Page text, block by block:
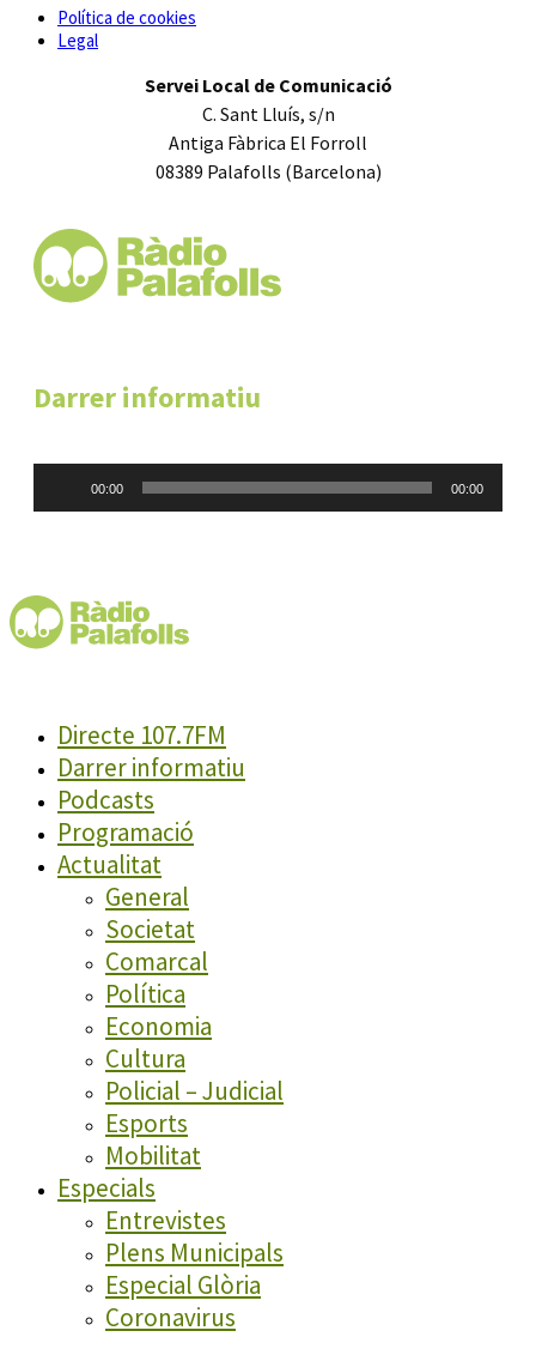
Política de cookies
Legal
Servei Local de Comunicació
C. Sant Lluís, s/n
Antiga Fàbrica El Forroll
08389 Palafolls (Barcelona)
Darrer informatiu
00:00 00:00
Directe 107.7FM
Darrer informatiu
Podcasts
Programació
Actualitat
General
Societat
Comarcal
Política
Economia
Cultura
Policial – Judicial
Esports
Mobilitat
Especials
Entrevistes
Plens Municipals
Especial Glòria
Coronavirus